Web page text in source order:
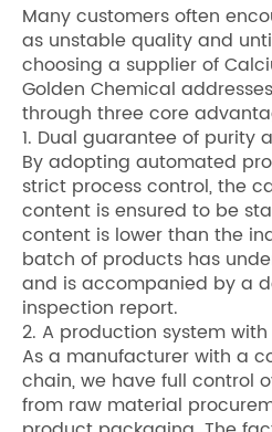
Many customers often
as unstable quality and
choosing a supplier of
Golden Chemical
through three core
1. Dual guarantee of purity
By adopting automated
strict process control, the
content is ensured to be
content is lower than the
batch of products has
and is accompanied by a
inspection report.
2. A production system
As a manufacturer with a
chain, we have full control
from raw material